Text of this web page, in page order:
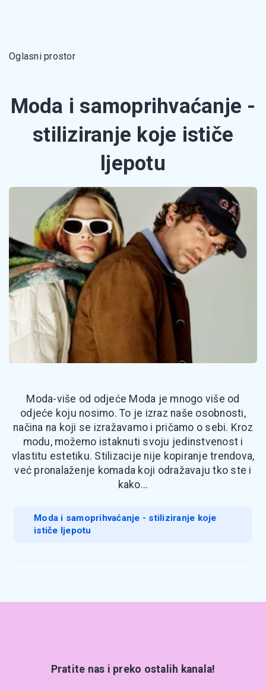
Oglasni prostor
Moda i samoprihvaćanje -
stiliziranje koje ističe
ljepotu
Moda-više od odjeće Moda je mnogo više od
odjeće koju nosimo. To je izraz naše osobnosti,
načina na koji se izražavamo i pričamo o sebi. Kroz
modu, možemo istaknuti svoju jedinstvenost i
vlastitu estetiku. Stilizacije nije kopiranje trendova,
već pronalaženje komada koji odražavaju tko ste i
kako...
Moda i samoprihvaćanje - stiliziranje koje
ističe ljepotu
Pratite nas i preko ostalih kanala!